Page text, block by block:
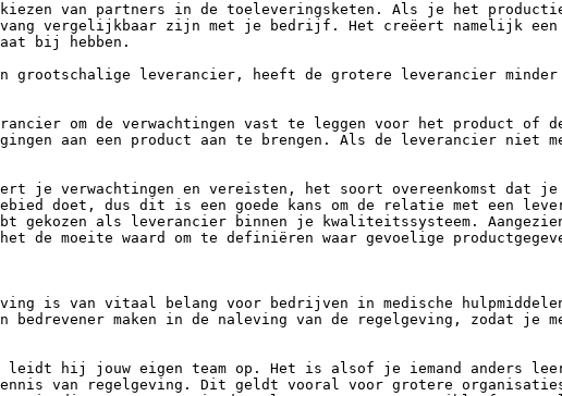
van partners in de toeleveringsketen. Als je het
vergelijkbaar zijn met je bedrijf. Het creëert namelijk een
bij hebben.
grootschalige leverancier, heeft de grotere leverancier
om de verwachtingen vast te leggen voor het product of de
aan een product aan te brengen. Als de leverancier niet
je verwachtingen en vereisten, het soort overeenkomst dat je
doet, dus dit is een goede kans om de relatie met een
gekozen als leverancier binnen je kwaliteitssysteem.
moeite waard om te definiëren waar gevoelige
is van vitaal belang voor bedrijven in medische
maken in de naleving van de regelgeving, zodat je
hij jouw eigen team op. Het is alsof je iemand anders
kennis van regelgeving. Dit geldt vooral voor grotere